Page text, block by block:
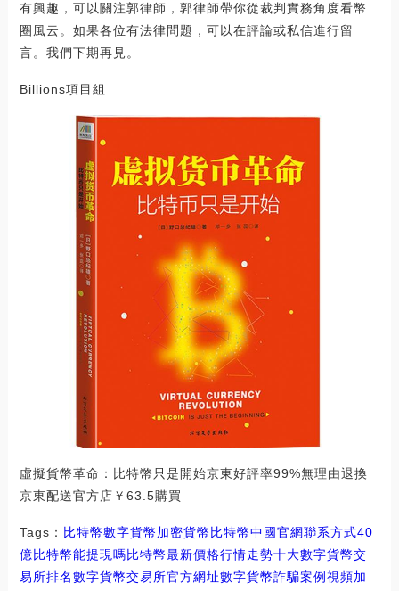
有興趣，可以關注郭律師，郭律師帶你從裁判實務角度看幣
圈風云。如果各位有法律問題，可以在評論或私信進行留
言。我們下期再見。
Billions項目組
虛擬貨幣革命：比特幣只是開始京東好評率99%無理由退換
京東配送官方店￥63.5購買
Tags： 比特幣數字貨幣加密貨幣比特幣中國官網聯系方式40
億比特幣能提現嗎比特幣最新價格行情走勢十大數字貨幣交
易所排名數字貨幣交易所官方網址數字貨幣詐騙案例視頻加